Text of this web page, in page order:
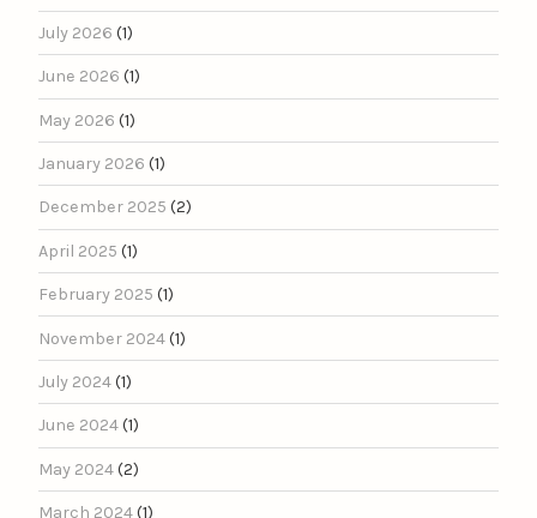
July 2026 (1)
June 2026 (1)
May 2026 (1)
January 2026 (1)
December 2025 (2)
April 2025 (1)
February 2025 (1)
November 2024(1)
July 2024(1)
June 2024(1)
May 2024(2)
March 2024(1)